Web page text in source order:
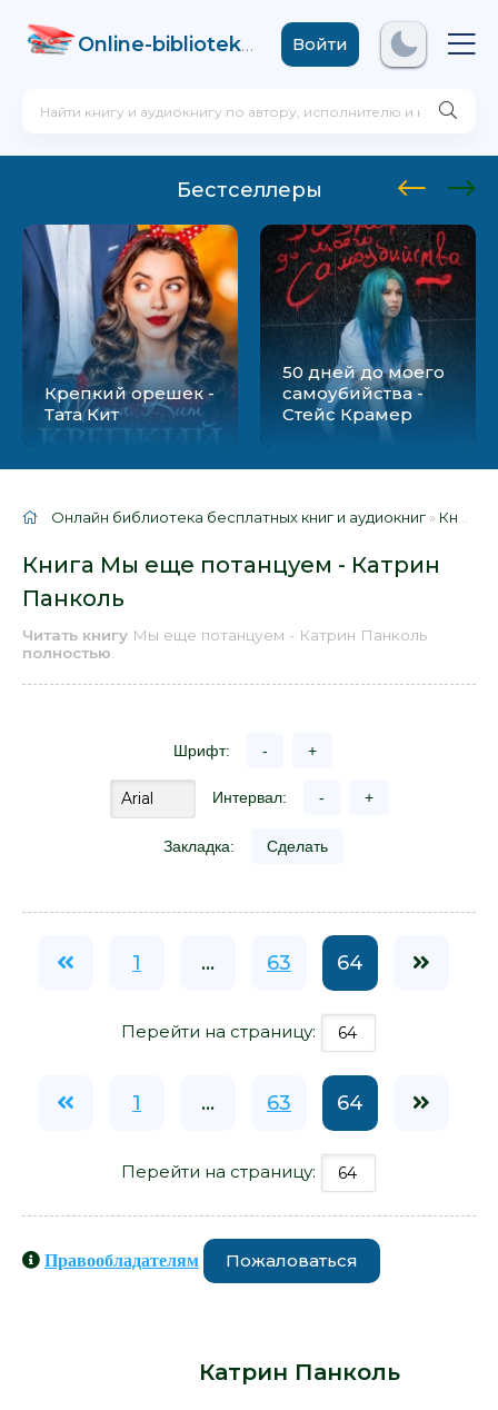
Online-biblioteka .comВойти
Бестселлеры
Крепкий орешек -
Тата Кит
50 дней до моего
самоубийства -
Стейс Крамер
Онлайн библиотека бесплатных книг и аудиокниг » Книги
Книга Мы еще потанцуем - Катрин
Панколь
Читать книгу Мы еще потанцуем - Катрин Панколь
полностью
Шрифт: - +
Интервал: - +
Закладка: Сделать
1 ... 63 64
Перейти на страницу:
1 ... 63 64
Перейти на страницу:
Правообладателям Пожаловаться
Катрин Панколь